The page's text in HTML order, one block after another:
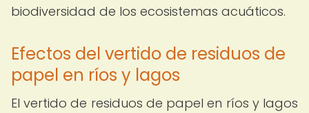
biodiversidad de los ecosistemas acuáticos.
Efectos del vertido de residuos de
papel en ríos y lagos
El vertido de residuos de papel en ríos y lagos